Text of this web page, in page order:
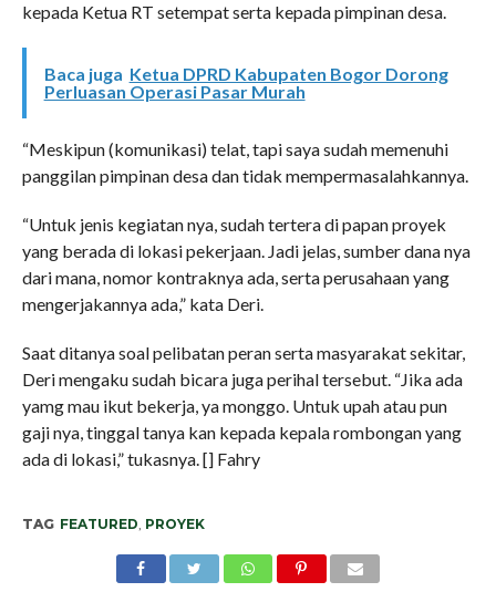
kepada Ketua RT setempat serta kepada pimpinan desa.
Baca juga Ketua DPRD Kabupaten Bogor Dorong
Perluasan Operasi Pasar Murah
“Meskipun (komunikasi) telat, tapi saya sudah memenuhi
panggilan pimpinan desa dan tidak mempermasalahkannya.
“Untuk jenis kegiatan nya, sudah tertera di papan proyek
yang berada di lokasi pekerjaan. Jadi jelas, sumber dana nya
dari mana, nomor kontraknya ada, serta perusahaan yang
mengerjakannya ada,” kata Deri.
Saat ditanya soal pelibatan peran serta masyarakat sekitar,
Deri mengaku sudah bicara juga perihal tersebut. “Jika ada
yamg mau ikut bekerja, ya monggo. Untuk upah atau pun
gaji nya, tinggal tanya kan kepada kepala rombongan yang
ada di lokasi,” tukasnya. [] Fahry
TAG FEATURED, PROYEK